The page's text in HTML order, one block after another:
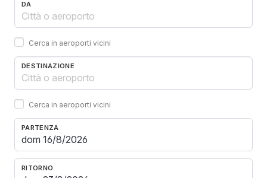
DA
Cerca in aeroporti vicini
DESTINAZIONE
Cerca in aeroporti vicini
PARTENZA
RITORNO